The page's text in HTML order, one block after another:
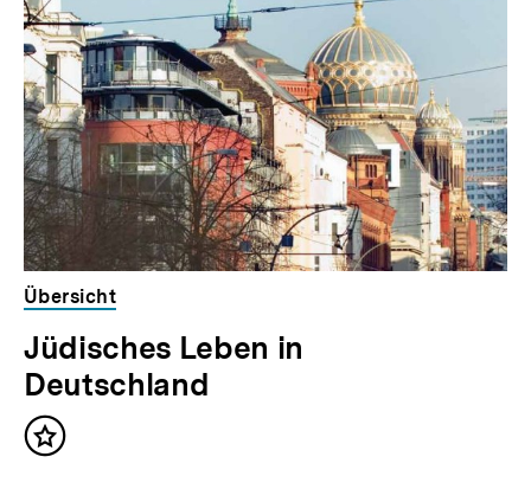
Übersicht
Jüdisches Leben in
Deutschland
Inhalt